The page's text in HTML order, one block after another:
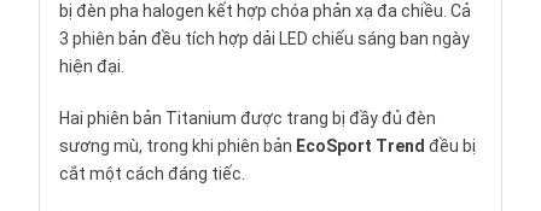
bị đèn pha halogen kết hợp chóa phản xạ đa chiều. Cả
3 phiên bản đều tích hợp dải LED chiếu sáng ban ngày
hiện đại.
Hai phiên bản Titanium được trang bị đầy đủ đèn
sương mù, trong khi phiên bản EcoSport Trend đều bị
cắt một cách đáng tiếc.